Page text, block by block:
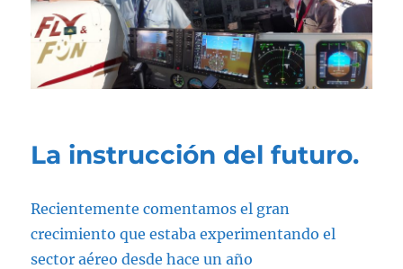
La instrucción del futuro.
Recientemente comentamos el gran
crecimiento que estaba experimentando el
sector aéreo desde hace un año